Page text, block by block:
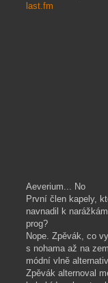
last.fm
Aeverium... No
První člen kapely,
navnadil k
prog?
Nope. Zpěvák, co
s nohama až na
módní vlně
Zpěvák alternoval